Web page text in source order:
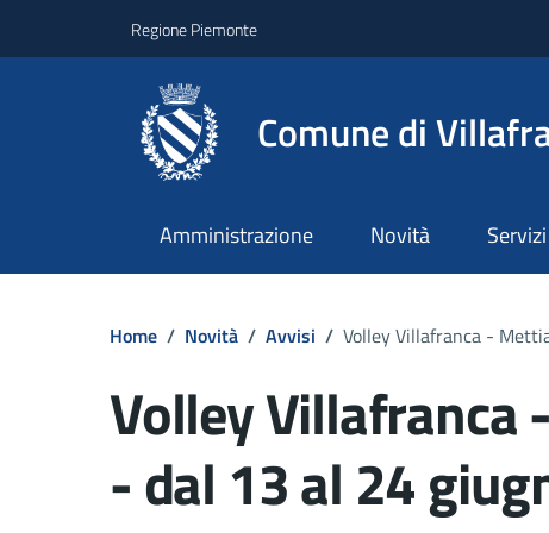
Regione Piemonte
Comune di
Amministrazione Novità Servizi
Home / Novità / Avvisi / Volley Villafranca -
Volley Villafranca
- dal 13 al 24